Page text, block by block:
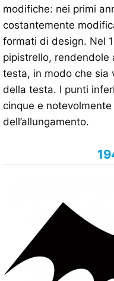
modifiche: nei primi
costantemente
formati di design. Nel
pipistrello, rendendole
testa, in modo che sia
della testa. I punti
cinque e
dell’allungamento.